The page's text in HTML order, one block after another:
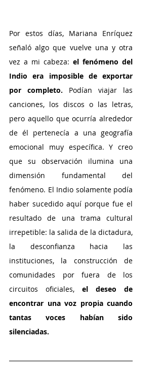
Por estos días, Mariana Enríquez
señaló algo que vuelve una y otra
vez a mi cabeza: el fenómeno del
Indio era imposible de exportar
por completo. Podían viajar las
canciones, los discos o las letras,
pero aquello que ocurría alrededor
de él pertenecía a una geografía
emocional muy específica. Y creo
que su observación ilumina una
dimensión fundamental del
fenómeno. El Indio solamente podía
haber sucedido aquí porque fue el
resultado de una trama cultural
irrepetible: la salida de la dictadura,
la desconfianza hacia las
instituciones, la construcción de
comunidades por fuera de los
circuitos oficiales, el deseo de
encontrar una voz propia cuando
tantas voces habían sido
silenciadas.